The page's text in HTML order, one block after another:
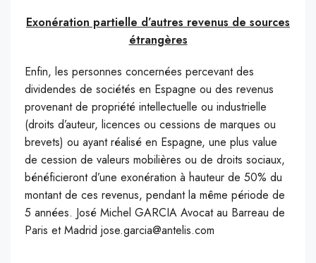
Exonération partielle d’autres revenus de sources
étrangères
Enfin, les personnes concernées percevant des
dividendes de sociétés en Espagne ou des revenus
provenant de propriété intellectuelle ou industrielle
(droits d’auteur, licences ou cessions de marques ou
brevets) ou ayant réalisé en Espagne, une plus value
de cession de valeurs mobilières ou de droits sociaux,
bénéficieront d’une exonération à hauteur de 50% du
montant de ces revenus, pendant la même période de
5 années. José Michel GARCIA Avocat au Barreau de
Paris et Madrid jose.garcia@antelis.com